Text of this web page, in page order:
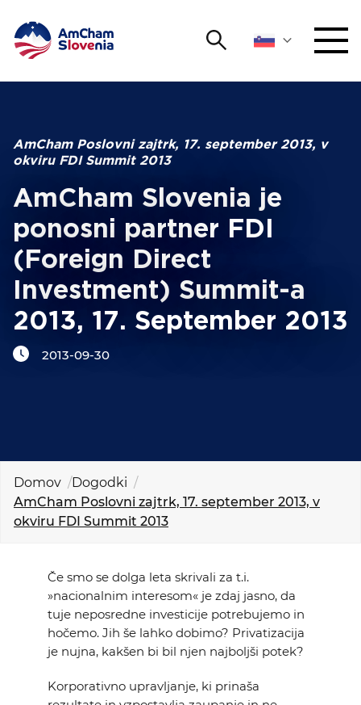
Išči
ZAGOVORNIŠTVO
AmChamYOUNG
MEDNARODNO SODELOVANJE
ČLANSTVO
O NAS
GALERIJA
Želimo postati član
AmCham Poslovni zajtrk, 17. september 2013, v
okviru FDI Summit 2013
AmCham Slovenia je
ponosni partner FDI
(Foreign Direct
Investment) Summit-a
2013, 17. September 2013
2013-09-30
Domov
Dogodki
AmCham Poslovni zajtrk, 17. september 2013, v
okviru FDI Summit 2013
Če smo se dolga leta skrivali za t.i.
»nacionalnim interesom« je zdaj jasno, da
tuje neposredne investicije potrebujemo in
hočemo. Jih še lahko dobimo? Privatizacija
je nujna, kakšen bi bil njen najboljši potek?
Korporativno upravljanje, ki prinaša